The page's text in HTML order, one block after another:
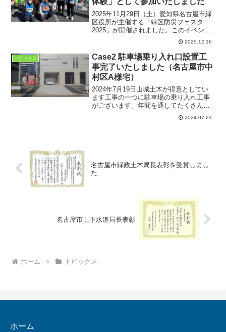
2025年11月29日（土）愛知県名古屋市緑
区役所が主催する「緑区防災フェスタ
2025」が開催されました。このイベント
は日常の防災・減災について楽しみなが
ら学べる体験型イベントです。山城土木
は、建設工事を通じて安心安全な社会基
盤をつくり、社...
2025.12.16
トピックス
Case2 駐車場乗り入れ口設置工
事完了いたしました（名古屋市中
村区A様宅）
2024年7月19日山城土木が得意としてい
ます工事の一つに駐車場の乗り入れ工事
がございます。年間を通してたくさんの
乗り入れ工事を行っております。中村区A
様宅、無事工事完了いたしました。この
2024.07.23
名古屋市緑政土木局長表彰を受賞しまし
た
名古屋市上下水道局長表彰
ホーム トピックス
ホーム